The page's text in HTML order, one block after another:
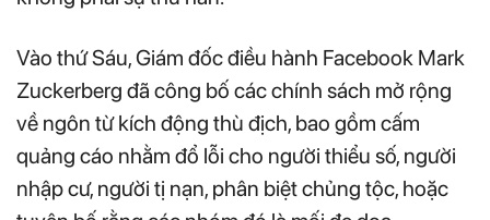
Vào thứ Sáu, Giám đốc điều hành Facebook Mark
Zuckerberg đã công bố các chính sách mở rộng
về ngôn từ kích động thù địch, bao gồm cấm
quảng cáo nhằm đổ lỗi cho người thiểu số, người
nhập cư, người tị nạn, phân biệt chủng tộc, hoặc